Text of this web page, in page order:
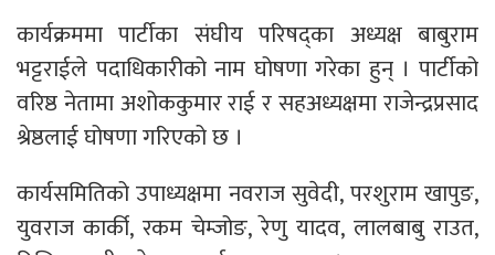
कार्यक्रममा पार्टीका संघीय परिषद्का अध्यक्ष बाबुराम
भट्टराईले पदाधिकारीको नाम घोषणा गरेका हुन् । पार्टीको
वरिष्ठ नेतामा अशोककुमार राई र सहअध्यक्षमा राजेन्द्रप्रसाद
श्रेष्ठलाई घोषणा गरिएको छ ।
कार्यसमितिको उपाध्यक्षमा नवराज सुवेदी, परशुराम खापुङ,
युवराज कार्की, रकम चेम्जोङ, रेणु यादव, लालबाबु राउत,